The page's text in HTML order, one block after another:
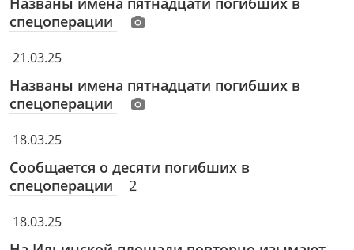
спецоперации
21.03.25
Названы имена пятнадцати погибших в
спецоперации
18.03.25
Сообщается о десяти погибших в
спецоперации
2
18.03.25